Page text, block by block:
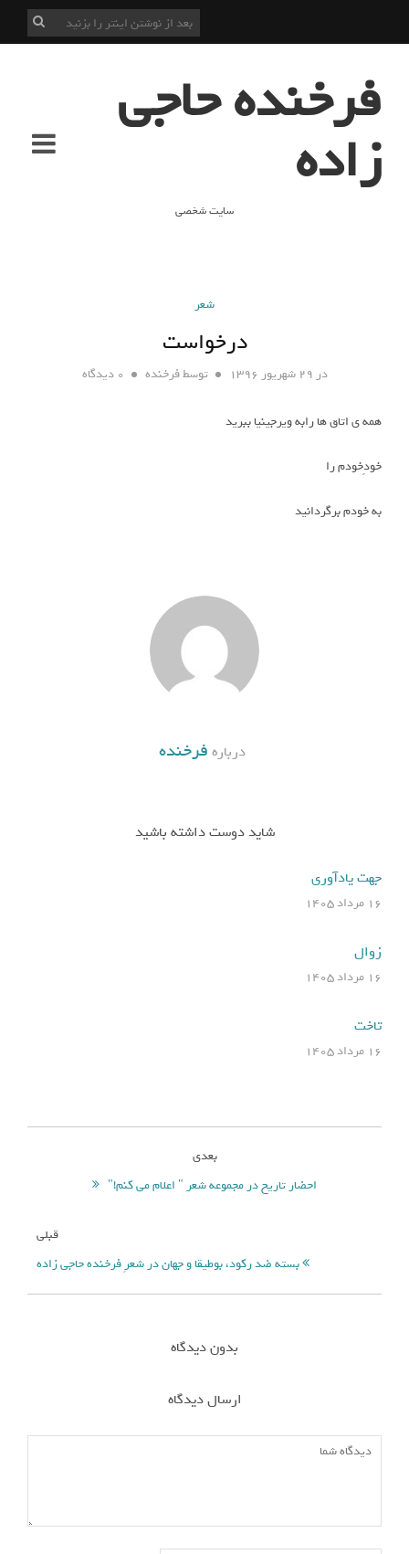
فرخنده حاجی
زاده
سایت شخصی
شعر
درخواست
در توسطفرخنده ۰ دیدگاه
همه ی اتاق ها رابه ویرجینیا ببرید
خودِخودم را
به خودم برگردانید
درباره فرخنده
شاید دوست داشته باشید
جهت یادآوری
۱۶ مرداد ۱۴۰۵
زوال
۱۶ مرداد ۱۴۰۵
تاخت
۱۶ مرداد ۱۴۰۵
بعدی
احضار تاریخ در مجموعه شعر " اعلام می کنم!"
قبلی
بسته ضد رکود، بوطیقا و جهان در شعرِ فرخنده حاجی زاده
بدون دیدگاه
ارسال دیدگاه